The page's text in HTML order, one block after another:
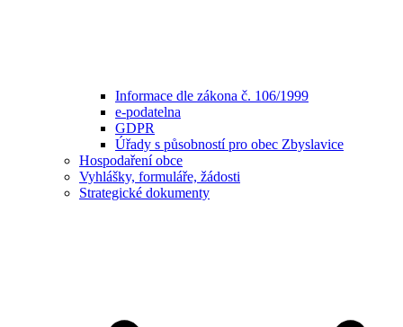
Informace dle zákona č. 106/1999
e-podatelna
GDPR
Úřady s působností pro obec Zbyslavice
Hospodaření obce
Vyhlášky, formuláře, žádosti
Strategické dokumenty